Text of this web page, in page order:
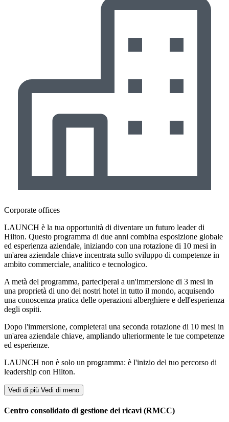
Corporate offices
LAUNCH è la tua opportunità di diventare un futuro leader di
Hilton. Questo programma di due anni combina esposizione globale
ed esperienza aziendale, iniziando con una rotazione di 10 mesi in
un'area aziendale chiave incentrata sullo sviluppo di competenze in
ambito commerciale, analitico e tecnologico.
A metà del programma, parteciperai a un'immersione di 3 mesi in
una proprietà di uno dei nostri hotel in tutto il mondo, acquisendo
una conoscenza pratica delle operazioni alberghiere e dell'esperienza
degli ospiti.
Dopo l'immersione, completerai una seconda rotazione di 10 mesi in
un'area aziendale chiave, ampliando ulteriormente le tue competenze
ed esperienze.
LAUNCH non è solo un programma: è l'inizio del tuo percorso di
leadership con Hilton.
Vedi di più Vedi di meno
Centro consolidato di gestione dei ricavi (RMCC)